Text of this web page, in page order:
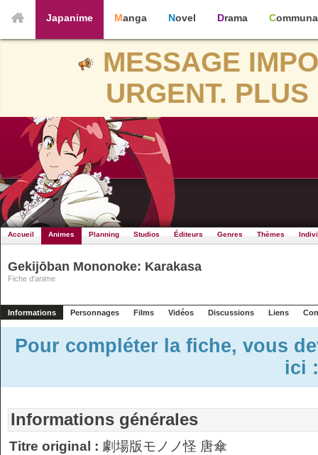
Japanime Manga Novel Drama
MESSAGE
URGENT.
Accueil Animes Planning Studios Éditeurs Genres Thèmes
Gekijōban Mononoke: Karakasa
Fiche d'anime
Informations Personnages Films Vidéos Discussions Liens
Pour compléter la fiche, vous
ici
Informations générales
Titre original : 劇場版モノノ怪 唐傘